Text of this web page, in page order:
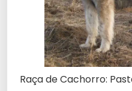
Raça de Cachorro: